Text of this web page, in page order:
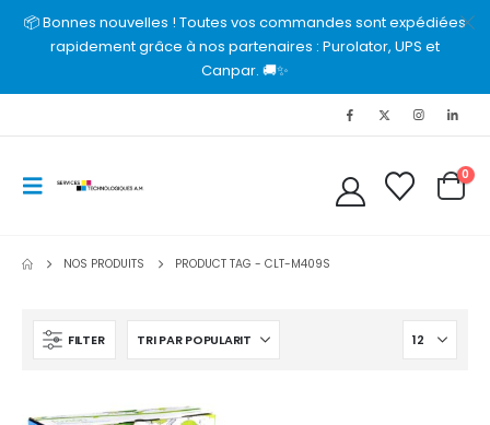
📦 Bonnes nouvelles ! Toutes vos commandes sont expédiées
rapidement grâce à nos partenaires : Purolator, UPS et
Canpar. 🚚✨
0
NOS PRODUITS PRODUCT TAG -CLT-M409S
FILTER